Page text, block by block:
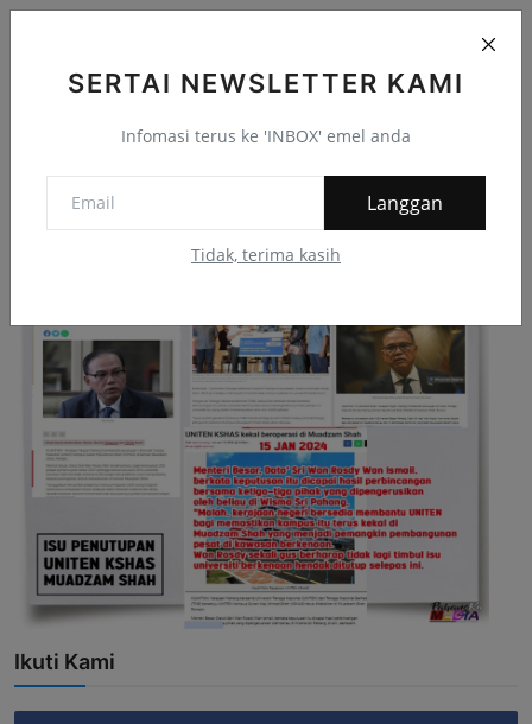
SERTAI NEWSLETTER KAMI
Infomasi terus ke 'INBOX' emel anda
Langgan
Tidak, terima kasih
Ikuti Kami